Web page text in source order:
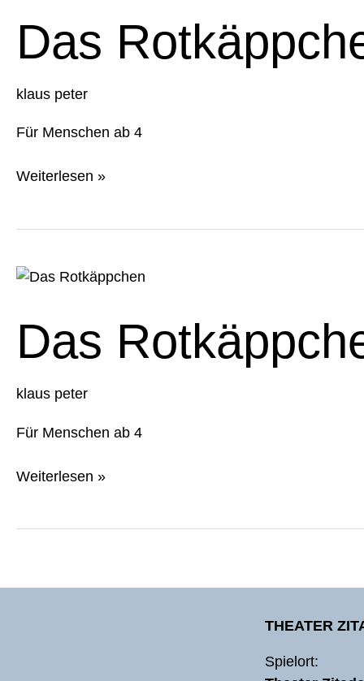
Das
klaus peter
Für Menschen ab 4
Weiterlesen »
Das
klaus peter
Für Menschen ab 4
Das
Weiterlesen »
THEATER
Spielort: